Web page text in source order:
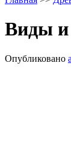
Виды и
Опубликовано